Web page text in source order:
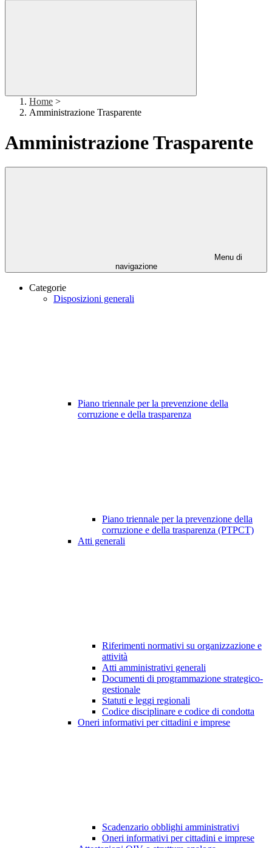
Home >
Amministrazione Trasparente
Amministrazione Trasparente
Menu di
navigazione
Categorie
Disposizioni generali
Piano triennale per la prevenzione della
corruzione e della trasparenza
Piano triennale per la prevenzione della
corruzione e della trasparenza (PTPCT)
Atti generali
Riferimenti normativi su organizzazione e
attività
Atti amministrativi generali
Documenti di programmazione strategico-
gestionale
Statuti e leggi regionali
Codice disciplinare e codice di condotta
Oneri informativi per cittadini e imprese
Scadenzario obblighi amministrativi
Oneri informativi per cittadini e imprese